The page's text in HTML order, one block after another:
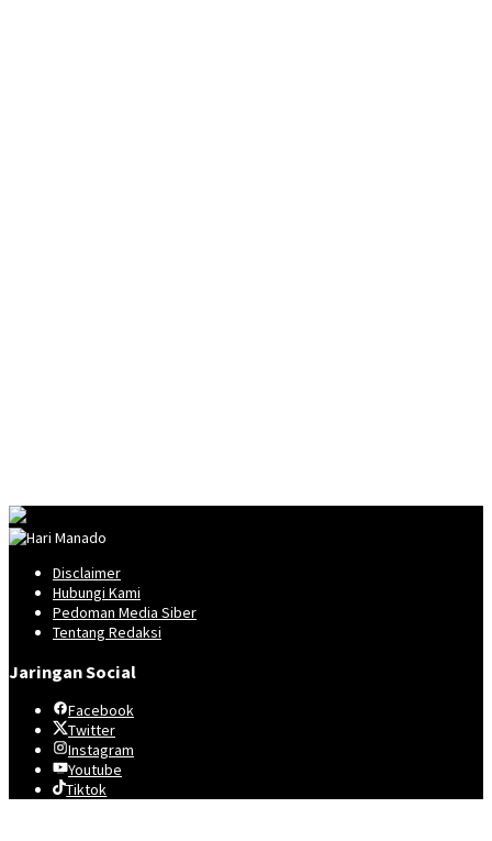
Disclaimer
Hubungi Kami
Pedoman Media Siber
Tentang Redaksi
Jaringan Social
Facebook
Twitter
Instagram
Youtube
Tiktok